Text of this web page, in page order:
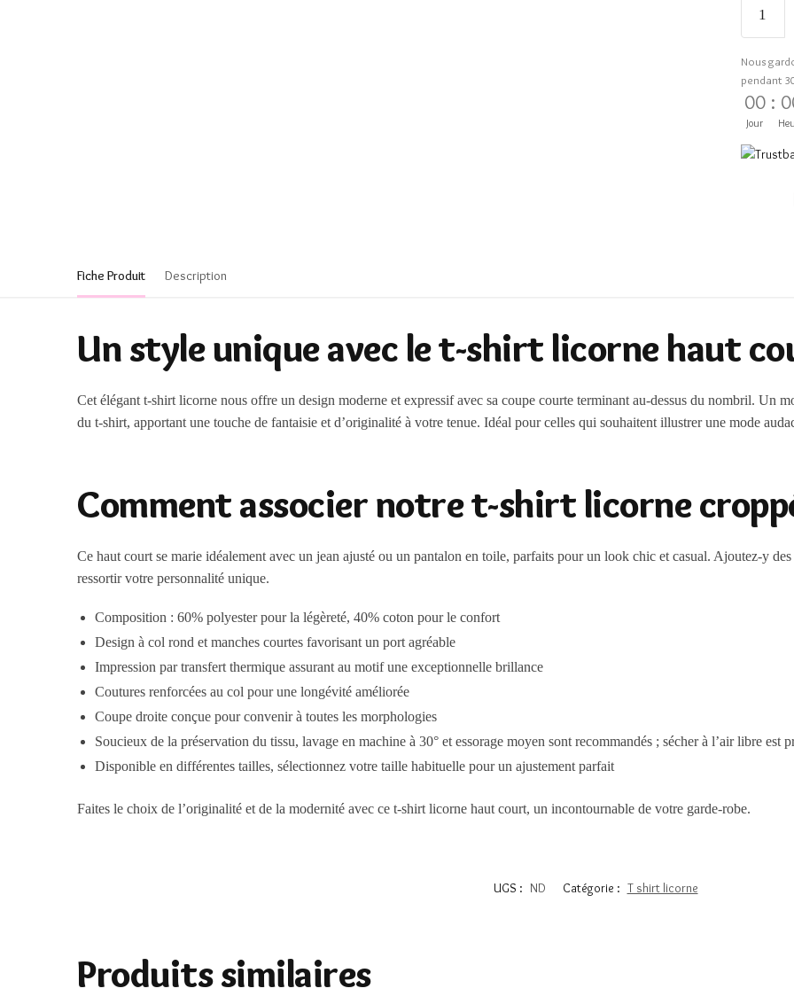
Nous
pendant
00
Jour
:
Fiche Produit Description
Un style unique avec le t-shirt licorne haut
Cet élégant t-shirt licorne nous offre un design moderne et expressif avec sa coupe courte terminant au-dessus du nombril. Un
du t-shirt, apportant une touche de fantaisie et d’originalité à votre tenue. Idéal pour celles qui souhaitent illustrer une mode
Comment associer notre t-shirt licorne
Ce haut court se marie idéalement avec un jean ajusté ou un pantalon en toile, parfaits pour un look chic et casual. Ajoutez-y
ressortir votre personnalité unique.
Composition : 60% polyester pour la légèreté, 40% coton pour le confort
Design à col rond et manches courtes favorisant un port agréable
Impression par transfert thermique assurant au motif une exceptionnelle brillance
Coutures renforcées au col pour une longévité améliorée
Coupe droite conçue pour convenir à toutes les morphologies
Soucieux de la préservation du tissu, lavage en machine à 30° et essorage moyen sont recommandés ; sécher à l’air libre est
Disponible en différentes tailles, sélectionnez votre taille habituelle pour un ajustement parfait
Faites le choix de l’originalité et de la modernité avec ce t-shirt licorne haut court, un incontournable de votre garde-robe.
UGS : ND Catégorie : T shirt licorne
Produits similaires